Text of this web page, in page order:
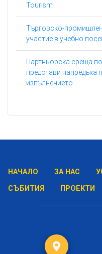
Tourism
Търговско-
участие в учебно
Партньорска среща
представи напредъка
изпълнението
НАЧАЛО ЗА НАС
СЪБИТИЯ
ПРОЕКТИ